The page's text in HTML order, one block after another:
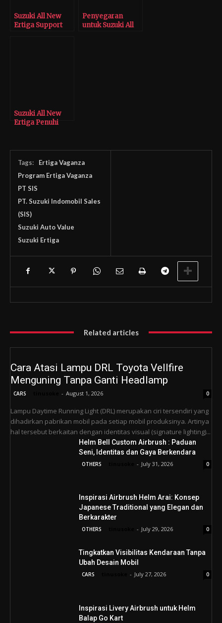
Suzuki All New
Ertiga Support
Penyegaran
untuk Suzuki All
Suzuki All New
Ertiga Penuhi
Berkendara
Tags:
Ertiga Vaganza
Program Ertiga Vaganza
PT SIS
PT. Suzuki Indomobil Sales
(SIS)
Suzuki Auto Value
Suzuki Ertiga
Related articles
Cara Atasi Lampu DRL Toyota Vellfire
Menguning Tanpa Ganti Headlamp
CARS - August 1, 2026 0
Lampu Daytime Running Light (DRL) merupakan ciri tersendiri yang
dihadirkan pabrikan mobil pada setiap mobil produksinya. Artinya
hal tersebut berkaitan dengan identitas visual (signature lighting)...
Helm Bell Custom Airbrush : Paduan
Seni, Identitas dan Gaya Berkendara
OTHERS - July 31, 2026 0
Inspirasi Airbrush Helm Arai: Konsep
Japanese Traditional yang Elegan dan
Berkarakter
OTHERS - July 29, 2026 0
Tingkatkan Visibilitas Kendaraan Tanpa
Ubah Desain Mobil
CARS - July 27, 2026 0
Inspirasi Livery Airbrush untuk Helm
Balap Go Kart